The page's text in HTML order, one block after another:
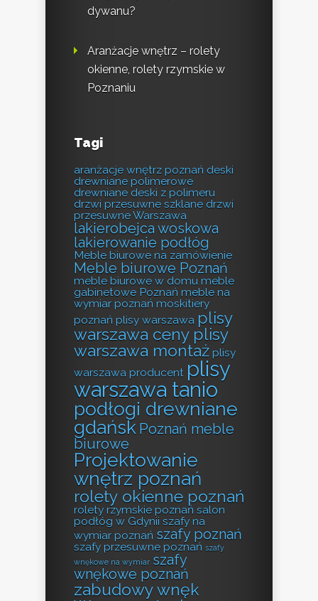
dywanu?
Aranżacje wnętrz – rolety
okienne, rolety rzymskie w
Poznaniu
Tagi
aranżacje wnętrz poznań deski
drewniane polimerowe
drewniane deski z polimeru
drzwi przesuwne szklane drzwi
przesuwne Warszawa
lakierobejca woskowa
lakierowanie podłóg
Meble biurowe na zamówienie
Meble biurowe Poznań
meble biurowe w domu meble
gabinetowe Poznań meble na
wymiar poznań moskitiery
poznań plisy warszawa plisy
warszawa ceny plisy
warszawa montaż plisy
warszawa producent plisy
warszawa tanio
podłogi drewniane
gdańsk Poznań meble
biurowe
Projektowanie
wnętrz poznań
rolety okienne poznań
rolety rzymskie poznań salon
podłóg w Gdynii szafy na
wymiar poznań szafy poznań
szafy przesuwne poznań szafy
wnękowe na wymiar szafy
wnękowe poznań
zabudowy wnęk